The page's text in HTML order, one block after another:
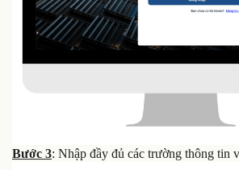
Bước 3: Nhập đầy đủ các trường thông tin